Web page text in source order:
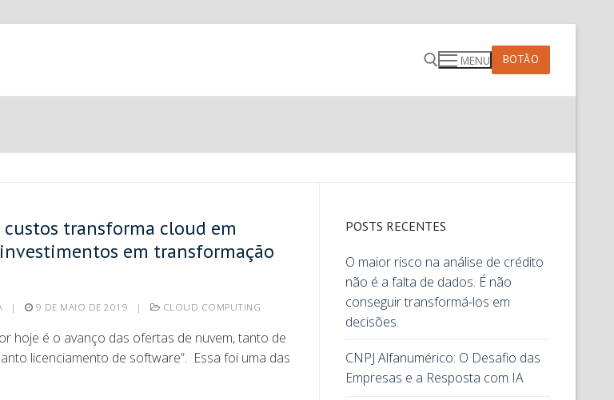
MENU BOTÃO
custos transforma cloud em
em transformação
| 9 DE MAIO DE 2019 | CLOUD COMPUTING
hoje é o avanço das ofertas de nuvem, tanto de
licenciamento de software”. Essa foi uma das
POSTS RECENTES
O maior risco na análise de crédito
não é a falta de dados. É não
conseguir transformá-los em
decisões.
CNPJ Alfanumérico: O Desafio das
Empresas e a Resposta com IA